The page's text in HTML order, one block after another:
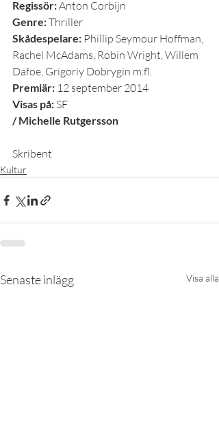
Regissör: Anton Corbijn
Genre: Thriller
Skådespelare: Phillip Seymour Hoffman,
Rachel McAdams, Robin Wright, Willem
Dafoe, Grigoriy Dobrygin m.fl.
Premiär: 12 september 2014
Visas på: SF
/ Michelle Rutgersson
Skribent
Kultur
Senaste inlägg Visa alla